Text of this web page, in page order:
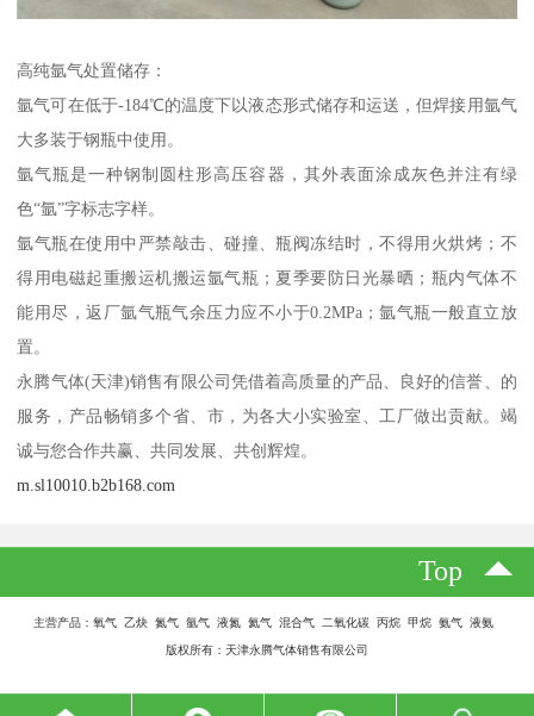
高纯氩气处置储存：
氩气可在低于-184℃的温度下以液态形式储存和运送，但焊接用氩气
大多装于钢瓶中使用。
氩气瓶是一种钢制圆柱形高压容器，其外表面涂成灰色并注有绿
色“氩”字标志字样。
氩气瓶在使用中严禁敲击、碰撞、瓶阀冻结时，不得用火烘烤；不
得用电磁起重搬运机搬运氩气瓶；夏季要防日光暴晒；瓶内气体不
能用尽，返厂氩气瓶气余压力应不小于0.2MPa；氩气瓶一般直立放
置。
永腾气体(天津)销售有限公司凭借着高质量的产品、良好的信誉、的
服务，产品畅销多个省、市，为各大小实验室、工厂做出贡献。竭
诚与您合作共赢、共同发展、共创辉煌。
m.sl10010.b2b168.com
Top
主营产品：氧气 乙炔 氮气 氩气 液氮 氦气 混合气 二氧化碳 丙烷 甲烷 氨气 液氨
版权所有：天津永腾气体销售有限公司